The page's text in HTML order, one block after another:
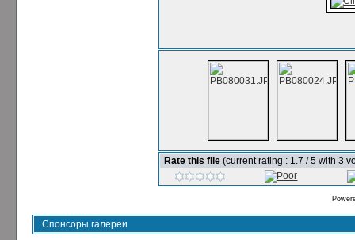
Rate this file (current rating : 1.7 / 5 with 3
Спонсоры галереи